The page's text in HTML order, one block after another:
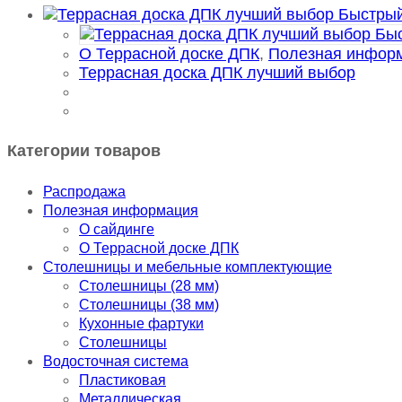
О Террасной доске ДПК, Полезная
Террасная доска ДПК лучший выбор
Категории товаров
Распродажа
Полезная информация
О сайдинге
О Террасной доске ДПК
Столешницы и мебельные комплектующие
Столешницы (28 мм)
Столешницы (38 мм)
Кухонные фартуки
Столешницы
Водосточная система
Пластиковая
Металлическая